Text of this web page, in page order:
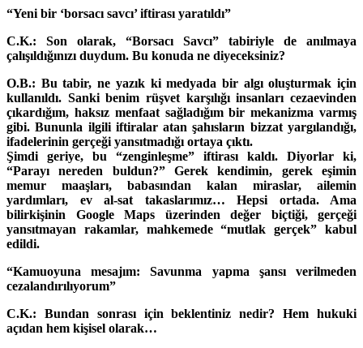
“Yeni bir ‘borsacı savcı’ iftirası yaratıldı”
C.K.: Son olarak, “Borsacı Savcı” tabiriyle de anılmaya
çalışıldığınızı duydum. Bu konuda ne diyeceksiniz?
O.B.: Bu tabir, ne yazık ki medyada bir algı oluşturmak için
kullanıldı. Sanki benim rüşvet karşılığı insanları cezaevinden
çıkardığım, haksız menfaat sağladığım bir mekanizma varmış
gibi. Bununla ilgili iftiralar atan şahısların bizzat yargılandığı,
ifadelerinin gerçeği yansıtmadığı ortaya çıktı.
Şimdi geriye, bu “zenginleşme” iftirası kaldı. Diyorlar ki,
“Parayı nereden buldun?” Gerek kendimin, gerek eşimin
memur maaşları, babasından kalan miraslar, ailemin
yardımları, ev al-sat takaslarımız… Hepsi ortada. Ama
bilirkişinin Google Maps üzerinden değer biçtiği, gerçeği
yansıtmayan rakamlar, mahkemede “mutlak gerçek” kabul
edildi.
“Kamuoyuna mesajım: Savunma yapma şansı verilmeden
cezalandırılıyorum”
C.K.: Bundan sonrası için beklentiniz nedir? Hem hukuki
açıdan hem kişisel olarak…